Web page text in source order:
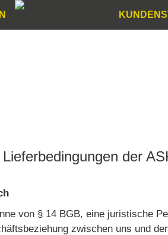
der
von § 14 BGB, eine juristische
zwischen uns und